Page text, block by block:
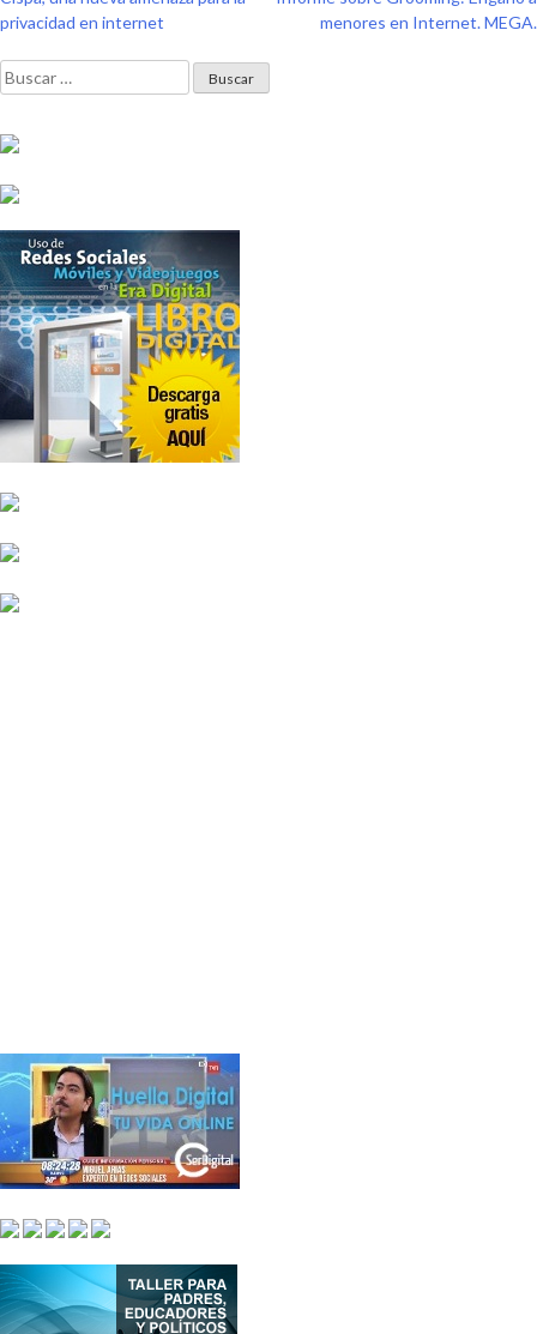
de
entradas
privacidad en internet
menores en Internet. MEGA.
Buscar: